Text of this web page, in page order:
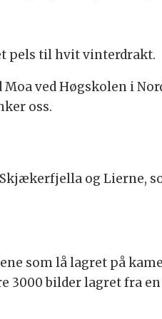
pels til hvit vinterdrakt.
ved Høgskolen i
oss.
og Lierne,
som lå lagret på
3000 bilder lagret fra en